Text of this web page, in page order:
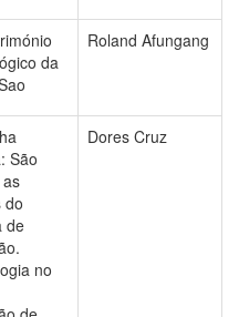
da
Roland Afungang
São
do
de
no
Dores Cruz